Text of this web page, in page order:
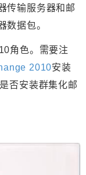
传输服务器和邮
数据包。
角色。需要注
2010安装
否安装群集化邮